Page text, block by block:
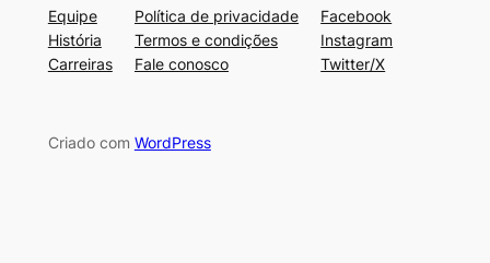
Equipe
História
Carreiras
Política de privacidade
Termos e condições
Fale conosco
Facebook
Instagram
Twitter/X
Criado com WordPress